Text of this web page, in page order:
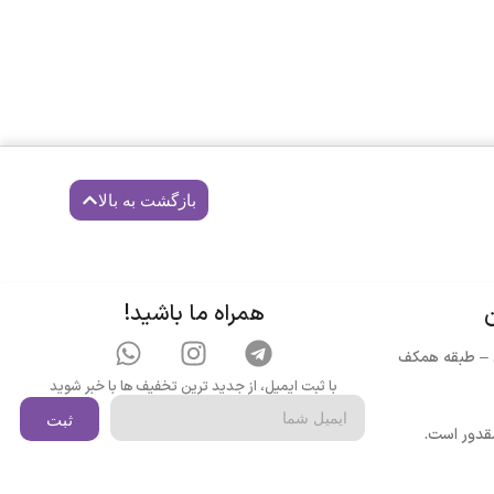
بازگشت به بالا
– طبقه همکف
است.
همراه ما باشید!
با ثبت ایمیل، از جدید ترین تخفیف ها با خبر شوید
ثبت